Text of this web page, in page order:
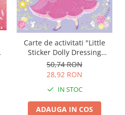
Carte de activitati "Little
Sticker Dolly Dressing
Princess", 200 stickers,
format A5, Usborne
50,74 RON
28,92 RON
IN STOC
ADAUGA IN COS